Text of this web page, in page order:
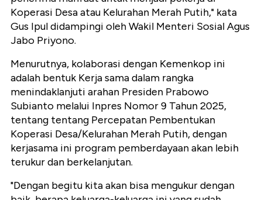
Koperasi Desa atau Kelurahan Merah Putih," kata
Gus Ipul didampingi oleh Wakil Menteri Sosial Agus
Jabo Priyono.
Menurutnya, kolaborasi dengan Kemenkop ini
adalah bentuk Kerja sama dalam rangka
menindaklanjuti arahan Presiden Prabowo
Subianto melalui Inpres Nomor 9 Tahun 2025,
tentang tentang Percepatan Pembentukan
Koperasi Desa/Kelurahan Merah Putih, dengan
kerjasama ini program pemberdayaan akan lebih
terukur dan berkelanjutan.
"Dengan begitu kita akan bisa mengukur dengan